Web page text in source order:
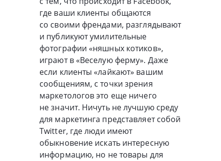
где ваши клиенты общаются
со своими френдами, разглядывают
и публикуют умилительные
фотографии «няшных котиков»,
играют в «Веселую ферму». Даже
если клиенты «лайкают» вашим
сообщениям, с точки зрения
маркетологов это еще ничего
не значит. Ничуть не лучшую среду
для маркетинга представляет собой
Twitter, где люди имеют
обыкновение искать интересную
информацию, но не товары для